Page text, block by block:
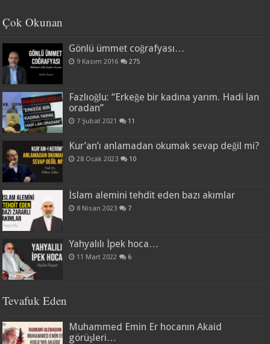
Çok Okunan
Gönlü ümmet coğrafyası…
9 Kasım 2016 275
Fazlıoğlu: “Erkeğe bir kadına yarım. Hadi lan
oradan”
7 Şubat 2021 11
Kur’an’ı anlamadan okumak sevap değil mi?
28 Ocak 2023 10
İslam alemini tehdit eden bazı akımlar
8 Nisan 2023 7
Yahyalılı İpek hoca…
11 Mart 2022 6
Tevafuk Eden
Muhammed Emin Er hocanın Akaid
görüşleri…